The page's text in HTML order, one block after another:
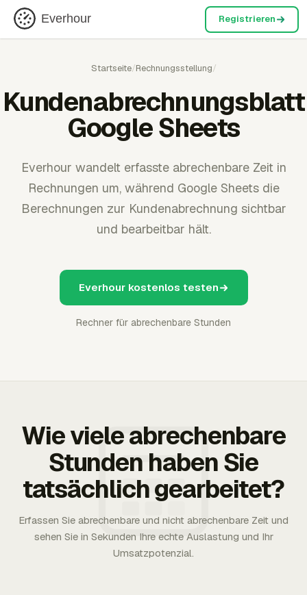
Everhour Registrieren
Startseite/Rechnungsstellung/
Kundenabrechnungsblatt
Google Sheets
Everhour wandelt erfasste abrechenbare Zeit in
Rechnungen um, während Google Sheets die
Berechnungen zur Kundenabrechnung sichtbar
und bearbeitbar hält.
Everhour kostenlos testen
Rechner für abrechenbare Stunden
Wie viele abrechenbare
Stunden haben Sie
tatsächlich gearbeitet?
Erfassen Sie abrechenbare und nicht abrechenbare Zeit und
sehen Sie in Sekunden Ihre echte Auslastung und Ihr
Umsatzpotenzial.